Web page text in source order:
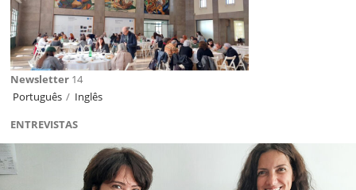
Newsletter 14
Português / Inglês
ENTREVISTAS